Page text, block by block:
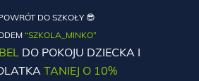
DO SZKOŁY 😎
“SZKOLA_MINKO”
DO POKOJU DZIECKA I
TANIEJ O 10%